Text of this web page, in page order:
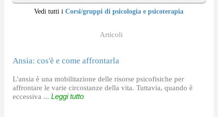
Vedi tutti iCorsi/gruppi di psicologia e psicoterapia
Articoli
Ansia: cos'è e come affrontarla
L'ansia è una mobilitazione delle risorse psicofisiche per
affrontare le varie circostanze della vita. Tuttavia, quando è
eccessiva ... Leggi tutto